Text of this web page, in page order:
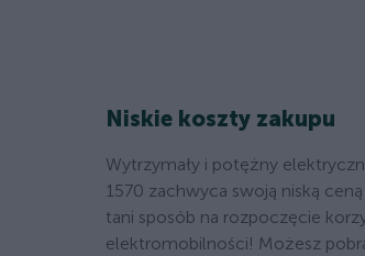
Niskie koszty zakupu
Wytrzymały i potężny
1570 zachwyca swoją niską
tani sposób na rozpoczęcie
elektromobilności! Możesz